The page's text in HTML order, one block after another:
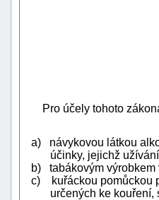
Pro účely tohoto
a) návykovou látkou
účinky, jejichž
b) tabákovým výrobkem
c) kuřáckou pomůckou
určených ke